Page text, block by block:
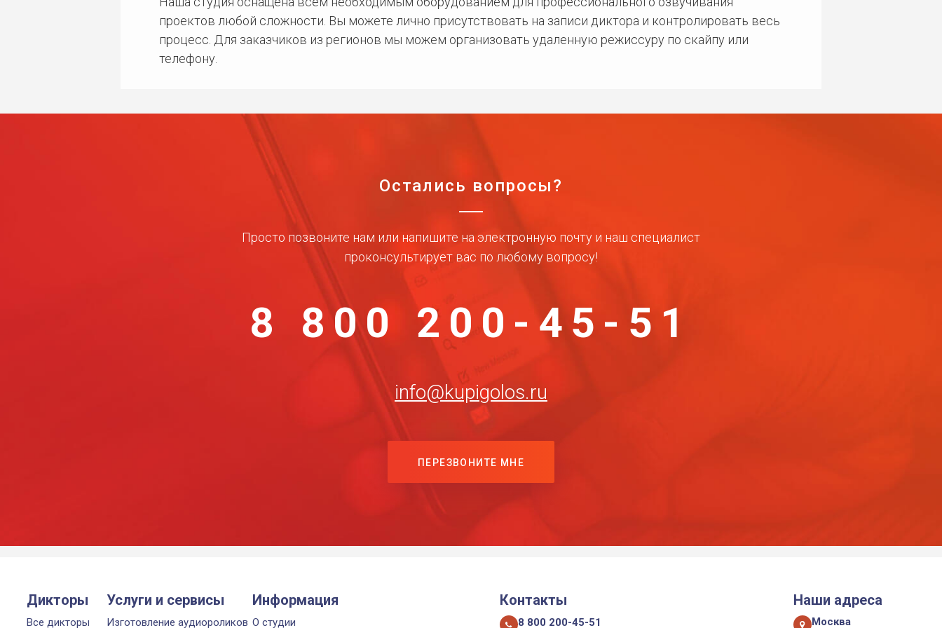
проектов любой сложности. Вы можете лично присутствовать на записи диктора и контролировать весь
процесс. Для заказчиков из регионов мы можем организовать удаленную режиссуру по скайпу или
телефону.
Остались вопросы?
Просто позвоните нам или напишите на электронную почту и наш специалист
проконсультирует вас по любому вопросу!
8 800 200-45-51
info@kupigolos.ru
ПЕРЕЗВОНИТЕ МНЕ
Дикторы
Все дикторы
Услуги и сервисы
Изготовление аудиороликов
Информация
О студии
Контакты
8 800 200-45-51
Наши адреса
Москва